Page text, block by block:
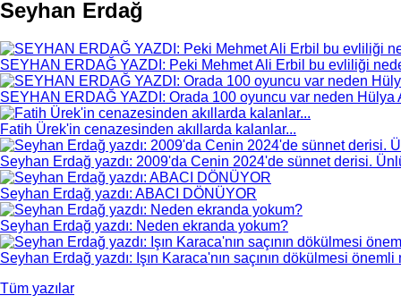
Seyhan Erdağ
SEYHAN ERDAĞ YAZDI: Peki Mehmet Ali Erbil bu evliliği
SEYHAN ERDAĞ YAZDI: Orada 100 oyuncu var neden Hülya
Fatih Ürek'in cenazesinden akıllarda kalanlar...
Seyhan Erdağ yazdı: 2009'da Cenin 2024'de sünnet derisi.
Seyhan Erdağ yazdı: ABACI DÖNÜYOR
Seyhan Erdağ yazdı: Neden ekranda yokum?
Seyhan Erdağ yazdı: Işın Karaca'nın saçının dökülmesi
Tüm yazılar